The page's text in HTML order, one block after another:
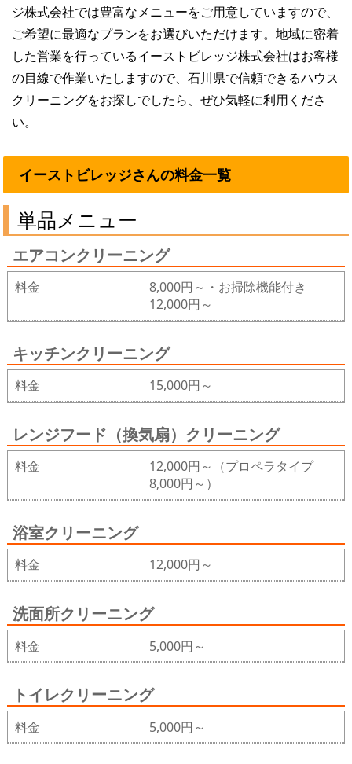
ジ株式会社では豊富なメニューをご用意していますので、
ご希望に最適なプランをお選びいただけます。地域に密着
した営業を行っているイーストビレッジ株式会社はお客様
の目線で作業いたしますので、石川県で信頼できるハウス
クリーニングをお探しでしたら、ぜひ気軽に利用くださ
い。
イーストビレッジさんの料金一覧
単品メニュー
エアコンクリーニング
料金
8,000円～・お掃除機能付き
12,000円～
キッチンクリーニング
料金 15,000円～
レンジフード（換気扇）クリーニング
料金
12,000円～（プロペラタイプ
8,000円～）
浴室クリーニング
料金 12,000円～
洗面所クリーニング
料金 5,000円～
トイレクリーニング
料金 5,000円～